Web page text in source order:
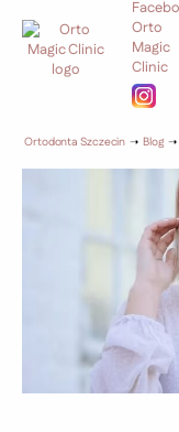
Ortodonta Szczecin ➝ Blog ➝